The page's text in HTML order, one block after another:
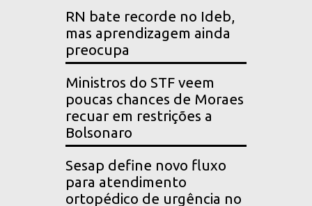
RN bate recorde no Ideb,
mas aprendizagem ainda
preocupa
Ministros do STF veem
poucas chances de Moraes
recuar em restrições a
Bolsonaro
Sesap define novo fluxo
para atendimento
ortopédico de urgência no